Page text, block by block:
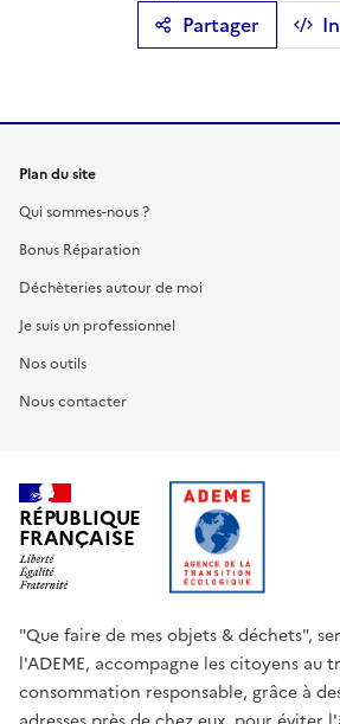
Partager
Plan du site
Qui sommes-nous ?
Bonus Réparation
Déchèteries autour de moi
Je suis un professionnel
Nos outils
Nous contacter
RÉPUBLIQUE
FRANÇAISE
"Que faire de mes objets & déchets",
l'ADEME, accompagne les citoyens au
consommation responsable, grâce à